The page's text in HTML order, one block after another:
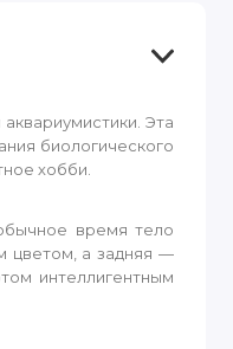
Эта
биологического
хобби.
время тело
цветом, а задняя —
интеллигентным